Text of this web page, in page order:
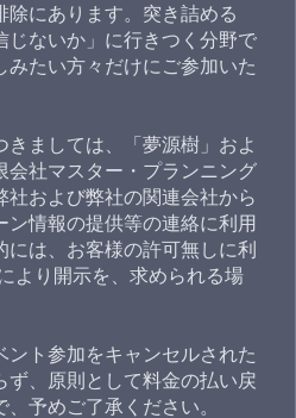
除にあります。突き詰める
じないか」に行きつく分野で
たい方々だけにご参加いた
きましては、「夢源樹」およ
会社マスター・プランニング
社および弊社の関連会社から
情報の提供等の連絡に利用
には、お客様の許可無しに利
より開示を、求められる場
ント参加をキャンセルされた
ず、原則として料金の払い戻
予めご了承ください。